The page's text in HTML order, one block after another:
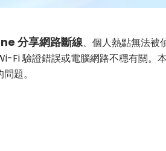
分享網路斷線、個人熱點無法被
Fi 驗證錯誤或電腦網路不穩有關。
題。